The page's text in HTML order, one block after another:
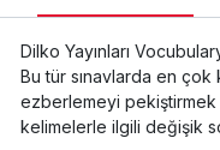
Dilko Yayınları
Bu tür sınavlarda en çok
ezberlemeyi pekiştirmek
kelimelerle ilgili değişik